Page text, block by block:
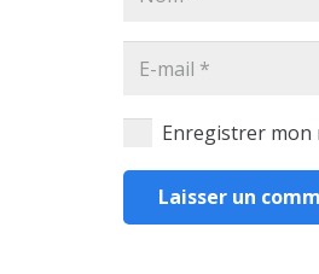
Enregistrer mon
Laisser un